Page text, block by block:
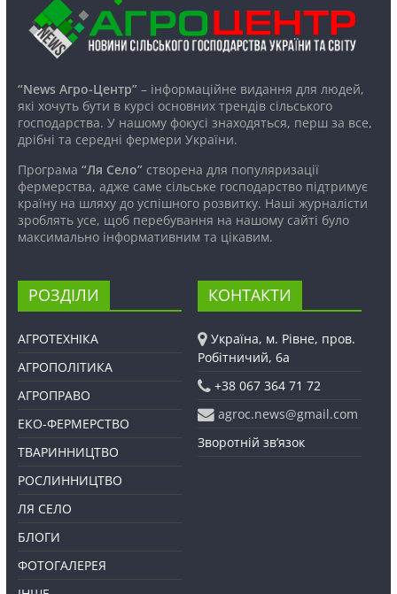
“News Агро-Центр”– інформаційне видання для людей,
які хочуть бути в курсі основних трендів сільського
господарства. У нашому фокусі знаходяться, перш за все,
дрібні та середні фермери України.
Програма “Ля Село”створена для популяризації
фермерства, адже саме сільське господарство підтримує
країну на шляху до успішного розвитку. Наші журналісти
зроблять усе, щоб перебування на нашому сайті було
максимально інформативним та цікавим.
РОЗДІЛИ
АГРОТЕХНІКА
АГРОПОЛІТИКА
АГРОПРАВО
ЕКО-ФЕРМЕРСТВО
ТВАРИННИЦТВО
РОСЛИННИЦТВО
ЛЯ СЕЛО
БЛОГИ
ФОТОГАЛЕРЕЯ
КОНТАКТИ
Україна, м. Рівне, пров.
Робітничий, 6а
+38 067 364 71 72
agroc.news@gmail.com
Зворотній зв’язок